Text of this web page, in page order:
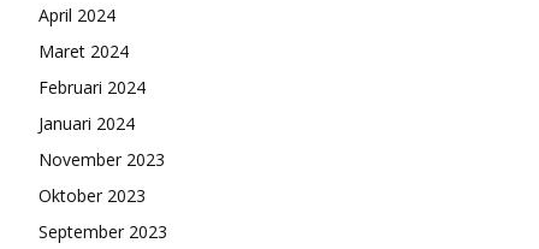
April 2024
Maret 2024
Februari 2024
Januari 2024
November 2023
Oktober 2023
September 2023